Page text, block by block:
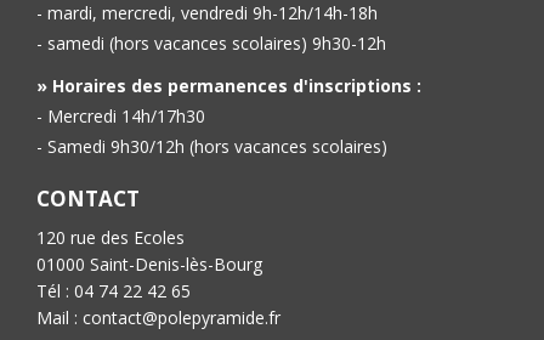
- mardi, mercredi, vendredi 9h-12h/14h-18h
- samedi (hors vacances scolaires) 9h30-12h
» Horaires des permanences d'inscriptions :
- Mercredi 14h/17h30
- Samedi 9h30/12h (hors vacances scolaires)
CONTACT
120 rue des Ecoles
01000 Saint-Denis-lès-Bourg
Tél : 04 74 22 42 65
Mail : contact@polepyramide.fr